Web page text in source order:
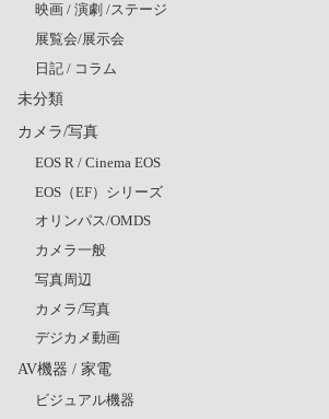
映画 / 演劇 /ステージ
展覧会/展示会
日記 / コラム
未分類
カメラ/写真
EOS R / Cinema EOS
EOS（EF）シリーズ
オリンパス/OMDS
カメラ一般
写真周辺
カメラ/写真
デジカメ動画
AV機器 / 家電
ビジュアル機器